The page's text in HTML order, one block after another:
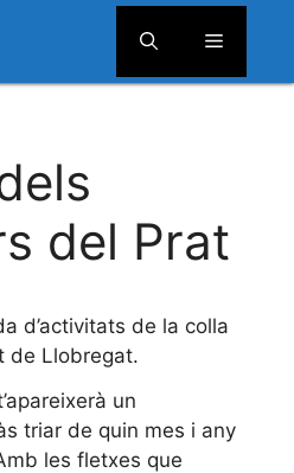
Menú
del Prat
d’activitats de la colla
de Llobregat.
un
triar de quin mes i any
les fletxes que